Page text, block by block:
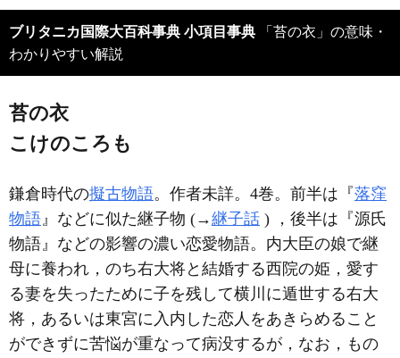
ブリタニカ国際大百科事典 小項目事典
わかりやすい解説
苔の衣
こけのころも
鎌倉時代の擬古物語。作者未詳。4巻。前半は『落窪
物語』などに似た継子物 (→継子話 ) ，後半は『源氏
物語』などの影響の濃い恋愛物語。内大臣の娘で継
母に養われ，のち右大将と結婚する西院の姫，愛す
る妻を失ったために子を残して横川に遁世する右大
将，あるいは東宮に入内した恋人をあきらめること
ができずに苦悩が重なって病没するが，なお，もの